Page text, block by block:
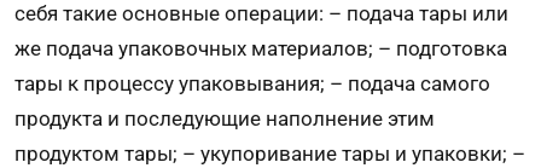
себя такие основные операции: – подача тары или
же подача упаковочных материалов; – подготовка
тары к процессу упаковывания; – подача самого
продукта и последующие наполнение этим
продуктом тары; – укупоривание тары и упаковки; –